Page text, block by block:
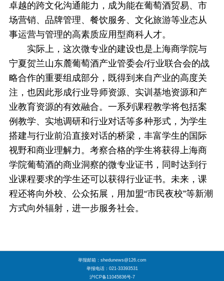
卓越的跨文化沟通能力，成为能在葡萄酒贸易、市
场营销、品牌管理、餐饮服务、文化旅游等业态从
事运营与管理的高素质应用型商科人才。
实际上，这次微专业的建设也是上海商学院与
宁夏贺兰山东麓葡萄酒产业管委会/行业联合会的战
略合作的重要组成部分，既得到来自产业的高度关
注，也因此形成行业导师资源、实训基地资源和产
业教育资源的有效融合。一系列课程教学将包括案
例教学、实地调研和行业对话等多种形式，为学生
搭建与行业前沿直接对话的桥梁，丰富学生的国际
视野和商业理解力。考察合格的学生将获得上海商
学院葡萄酒的商业洞察的微专业证书，同时达到行
业课程要求的学生还可以获得行业证书。未来，课
程还将向外校、公众拓展，用加盟“市民夜校”等新潮
方式向外辐射，进一步服务社会。
举报邮箱：shedunews@126.com
举报电话：021-33393531
沪ICP备11045836号-7